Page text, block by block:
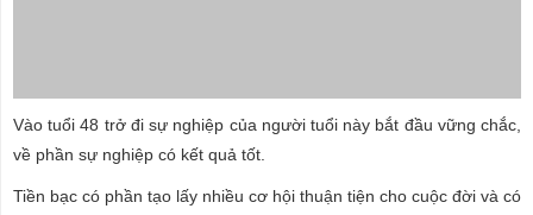
Vào tuổi 48 trở đi sự nghiệp của người tuổi này bắt đầu vững chắc,
về phần sự nghiệp có kết quả tốt.
Tiền bạc có phần tạo lấy nhiều cơ hội thuận tiện cho cuộc đời và có